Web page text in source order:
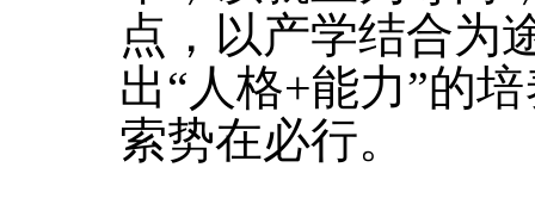
点，以产学结合为
出“人格+能力”的
索势在必行。